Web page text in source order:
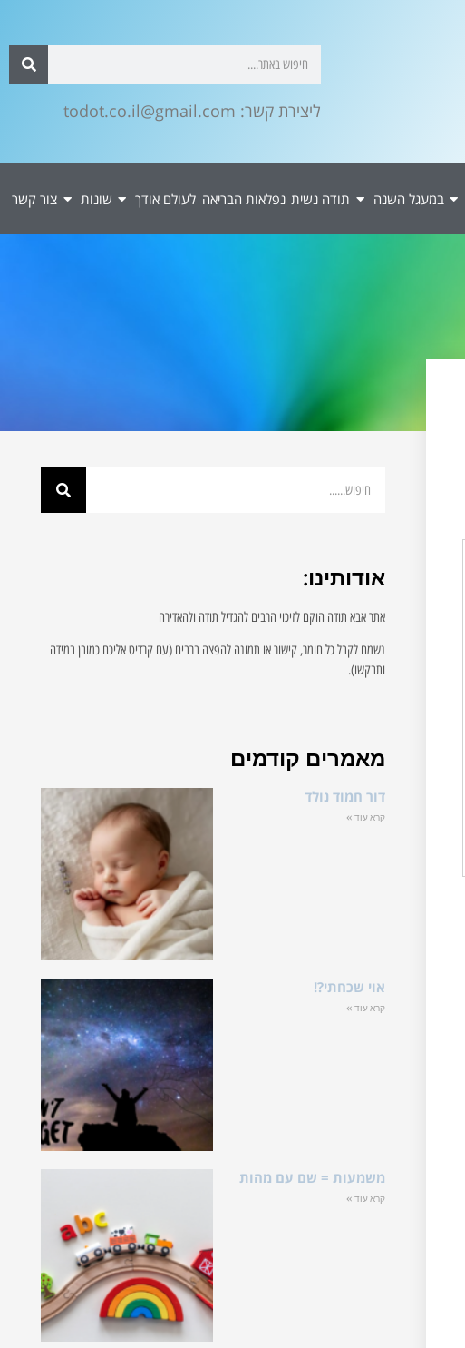
ליצירת קשר: todot.co.il@gmail.com
במעגל השנה תודה נשית נפלאות הבריאה לעולם אודך שונות צור קשר
אודותינו:
אתר אבא תודה הוקם לזיכוי הרבים להגדיל תודה ולהאדירה
נשמח לקבל כל חומר, קישור או תמונה להפצה ברבים (עם קרדיט אליכם כמובן במידה
ותבקשו).
מאמרים קודמים
דור חמוד נולד
קרא עוד »
אוי שכחתי?!
קרא עוד »
משמעות = שם עם מהות
קרא עוד »